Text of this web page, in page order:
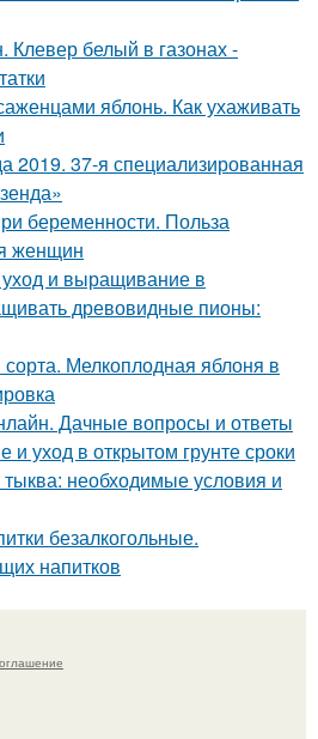
Клевер белый в газонах -
яблонь. Как ухаживать
2019. 37-я специализированная
беременности. Польза
женщин
и выращивание в
древовидные пионы:
Мелкоплодная яблоня в
Дачные вопросы и ответы
уход в открытом грунте сроки
тыква: необходимые условия и
безалкогольные.
напитков